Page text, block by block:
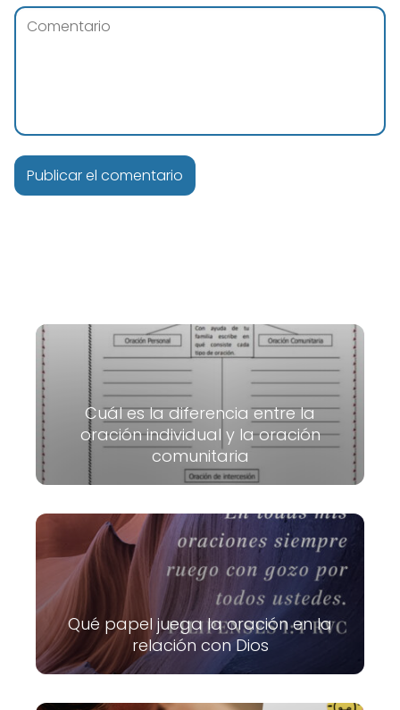
Cuál es la diferencia entre la
oración individual y la oración
comunitaria
Qué papel juega la oración en la
relación con Dios